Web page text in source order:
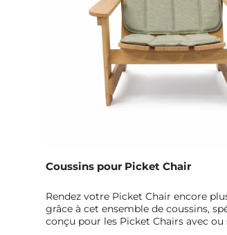
Coussins pour Picket Chair
Rendez votre Picket Chair encore
grâce à cet ensemble de coussins,
conçu pour les Picket Chairs avec ou